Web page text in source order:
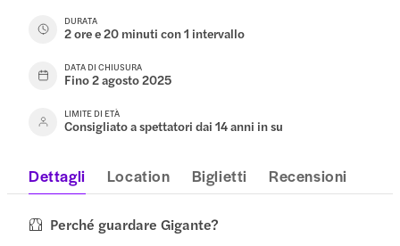
DURATA
2 ore e 20 minuti con 1 intervallo
DATA DI CHIUSURA
Fino 2 agosto 2025
LIMITE DI ETÀ
Consigliato a spettatori dai 14 anni in su
Dettagli Location Biglietti Recensioni
Perché guardare Gigante?